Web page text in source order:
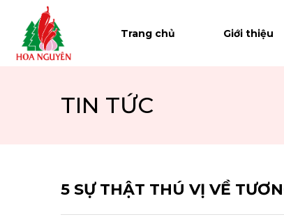
Trang chủ
Giới thiệu
Tuyển dụng
Trang chủ Giới thiệu
TIN TỨC
5 SỰ THẬT THÚ VỊ VỀ